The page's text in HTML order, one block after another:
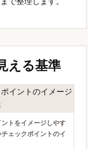
える基準
トをイメージしやす
ェックポイントのイ